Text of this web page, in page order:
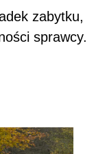
zabytku,
sprawcy.